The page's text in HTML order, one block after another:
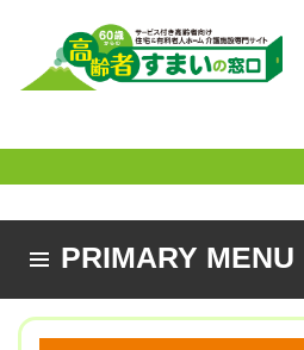
PRIMARY MENU
SKIP TO CONTENT